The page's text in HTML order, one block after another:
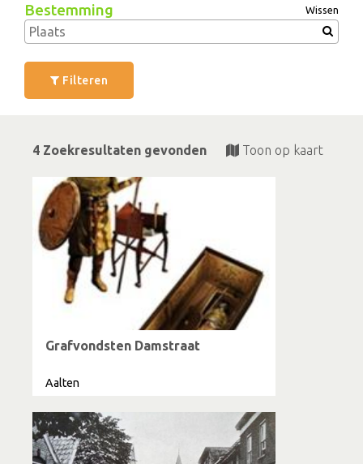
Bestemming Wissen
Filteren
4 Zoekresultaten gevonden Toon op kaart
Grafvondsten Damstraat
Aalten